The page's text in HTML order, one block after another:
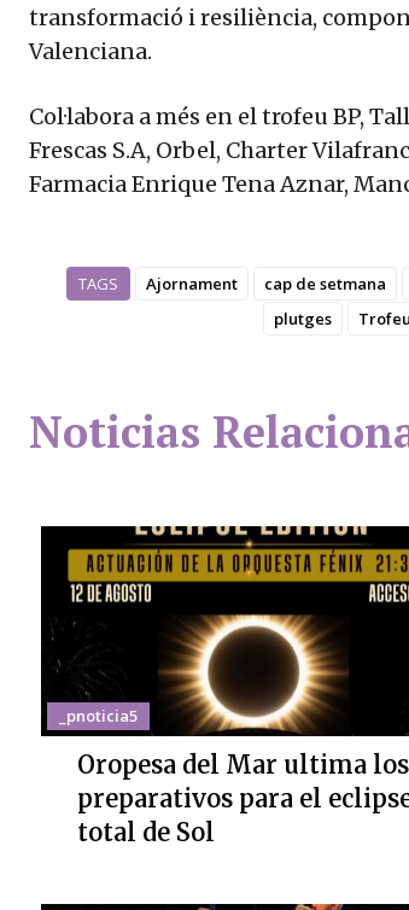
transformació i resiliència,
Valenciana.
Col·labora a més en el trofeu BP,
Frescas S.A, Orbel, Charter
Farmacia Enrique Tena Aznar,
TAGS Ajornament cap de setmana
plutges
Noticias
_pnoticia5
Oropesa del Mar ultima los
preparativos para el
total de Sol